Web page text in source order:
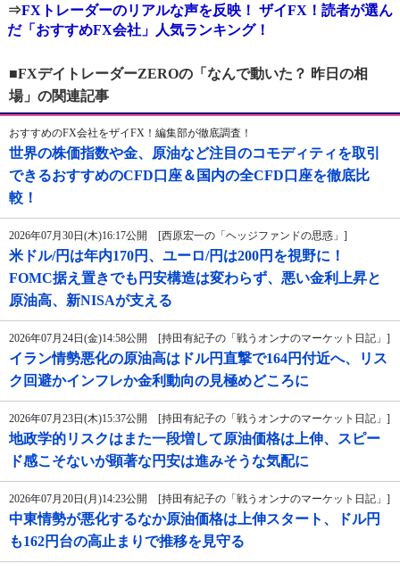
⇒FXトレーダーのリアルな声を反映！ ザイFX！読者が選ん
だ「おすすめFX会社」人気ランキング！
■FXデイトレーダーZEROの「なんで動いた？ 昨日の相
場」の関連記事
おすすめのFX会社をザイFX！編集部が徹底調査！
世界の株価指数や金、原油など注目のコモディティを取引
できるおすすめのCFD口座＆国内の全CFD口座を徹底比
較！
2026年07月30日(木)16:17公開 [西原宏一の「ヘッジファンドの思惑」]
米ドル/円は年内170円、ユーロ/円は200円を視野に！
FOMC据え置きでも円安構造は変わらず、悪い金利上昇と
原油高、新NISAが支える
2026年07月24日(金)14:58公開 [持田有紀子の「戦うオンナのマーケット日記」]
イラン情勢悪化の原油高はドル円直撃で164円付近へ、リス
ク回避かインフレか金利動向の見極めどころに
2026年07月23日(木)15:37公開 [持田有紀子の「戦うオンナのマーケット日記」]
地政学的リスクはまた一段増して原油価格は上伸、スピー
ド感こそないが顕著な円安は進みそうな気配に
2026年07月20日(月)14:23公開 [持田有紀子の「戦うオンナのマーケット日記」]
中東情勢が悪化するなか原油価格は上伸スタート、ドル円
も162円台の高止まりで推移を見守る